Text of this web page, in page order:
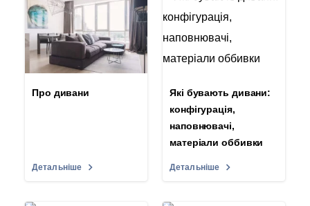
Про дивани
Детальніше
Які бувають дивани:
конфігурація,
наповнювачі,
матеріали оббивки
Детальніше